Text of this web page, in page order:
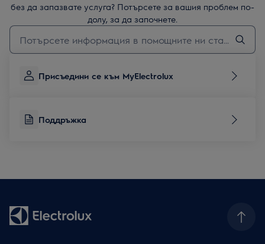
без да запазвате услуга? Потърсете за вашия проблем по-
долу, за да започнете.
Въведете текст за да потърсите статии за поддръжка
Присъедини се към MyElectrolux
Поддръжка